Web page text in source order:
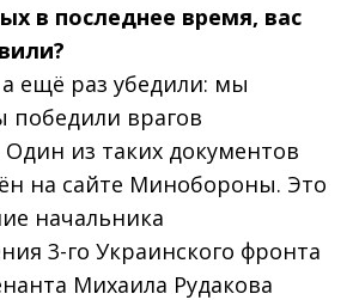
в последнее время, вас
ещё раз убедили: мы
победили врагов
Один из таких документов
на сайте Мин­обороны. Это
начальника
3-го Украинского фронта
Михаила Рудакова